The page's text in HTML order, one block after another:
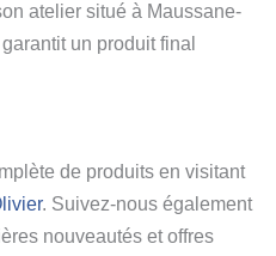
atelier situé à Maussane-
un produit final
de produits en visitant
. Suivez-nous également
nouveautés et offres